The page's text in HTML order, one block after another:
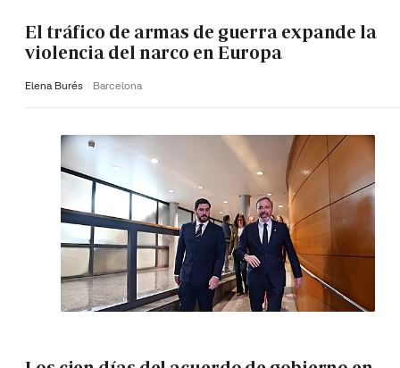
El tráfico de armas de guerra expande la
violencia del narco en Europa
Elena Burés Barcelona